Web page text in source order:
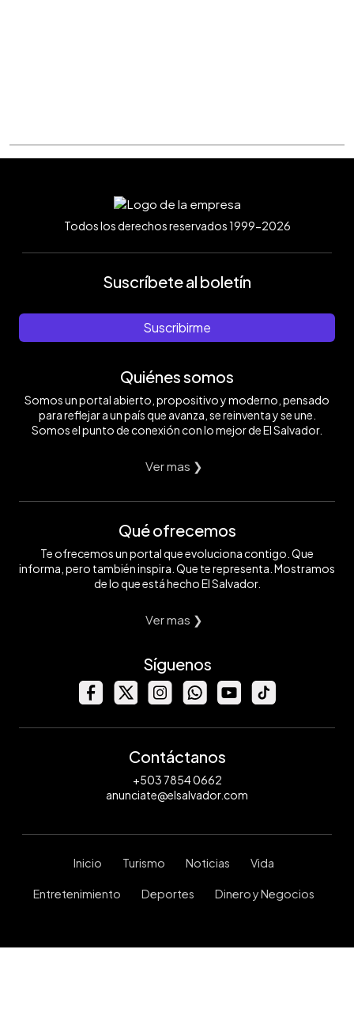
Todos los derechos reservados 1999-2026
Suscríbete al boletín
Suscribirme
Quiénes somos
Somos un portal abierto, propositivo y moderno, pensado
para reflejar a un país que avanza, se reinventa y se une.
Somos el punto de conexión con lo mejor de El Salvador.
Ver mas ❯
Qué ofrecemos
Te ofrecemos un portal que evoluciona contigo. Que
informa, pero también inspira. Que te representa. Mostramos
de lo que está hecho El Salvador.
Ver mas ❯
Síguenos
Contáctanos
+503 7854 0662
anunciate@elsalvador.com
Inicio Turismo Noticias Vida
Entretenimiento Deportes Dinero y Negocios